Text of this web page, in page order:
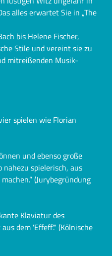
alles erwartet Sie in „The
bis Helene Fischer,
Stile und vereint sie zu
mitreißenden Musik-
spielen wie Florian
und ebenso große
spielerisch, aus
(Jurybegründung
Klaviatur des
dem 'Effeff'." (Kölnische